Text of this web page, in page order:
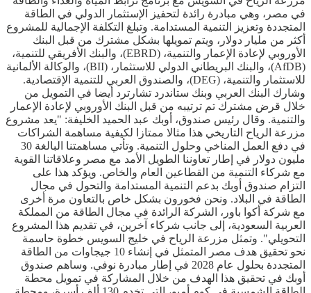
في مصر، وهي مبادرة رائدة لتحفيز الإستثمار الدولي في الطاقة
المتجددة وتعزيز التنمية المستدامة. وتبلغ التكلفة الإجمالية للمشروع
أكثر من مليار دولار، ويتم تمويلها بشكل مشترك من قبل البنك
الأوروبي لإعادة الإعمار والتنمية، (EBRD)، والبنك الأفريقي للتنمية،
(AfDB)، والبنك البريطاني الدولي للاستثمار، (BII)، والوكالة الألمانية
للاستثمار والتنمية، (DEG)، والصندوق العربي للتنمية الإقتصادية.
وشارك البنك العربي وبنك ستاندرد تشارترد أيضا في التمويل من
خلال قرض مشترك تم ترتيبه من قبل البنك الأوروبي لإعادة الإعمار
والتنمية. وقال رئيس صندوق، أوبك عبد الحميد الخليفة: "يعد مشروع
مزرعة الرياح التاريخي هذا مثالا ممتازا لكيفية مساهمة الشراكات
في دفع العمل المناخي وحلول التنمية. وتأتي مساهمتنا البالغة 30
مليون دولار في إطار تعاوننا الطويل الأمد مع مصر وعلاقاتنا القوية
مع شركاء التنمية من القطاعين العام والخاص. ويؤكد هذا على
التزام صندوق أوبك بدعم التنمية المستدامة والتحول في مجال
الطاقة في البلاد. ونحن فخورون بشكل خاص بالتعاون مرة أخرى
مع شركة أكوا باور، الشركة الرائدة في مجال الطاقة من المملكة
العربية السعودية، إلى جانب شركاء آخرين، في تقديم هذا المشروع
التحويلي". وتمثل مزرعة الرياح في خليج السويس خطوة حاسمة
نحو تحقيق هدف مصر المتمثل في إنشاء 10 جيجاوات من الطاقة
المتجددة بحلول عام 2028 في إطار مبادرة نوفي. وساهم صندوق
أوبك في تحقيق هذا الهدف من خلال المشاركة في تمويل محطة